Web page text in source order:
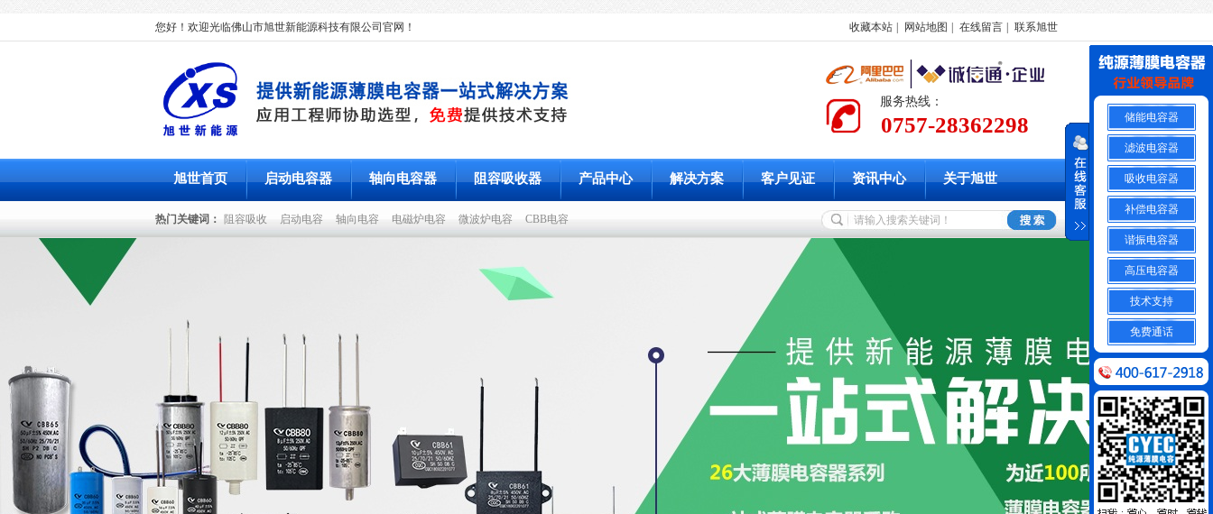
您好！欢迎光临佛山市旭世新能源科技有限公司官网！ 收藏本站 网站地图 在线留言 联系旭世
服务热线：
0757-28362298
旭世首页 启动电容器 轴向电容器 阻容吸收器 产品中心 解决方案 客户见证 资讯中心 关于旭世
热门关键词： 阻容吸收 启动电容 轴向电容 电磁炉电容 微波炉电容 CBB电容
储能电容器
滤波电容器
吸收电容器
补偿电容器
谐振电容器
高压电容器
技术支持
免费通话